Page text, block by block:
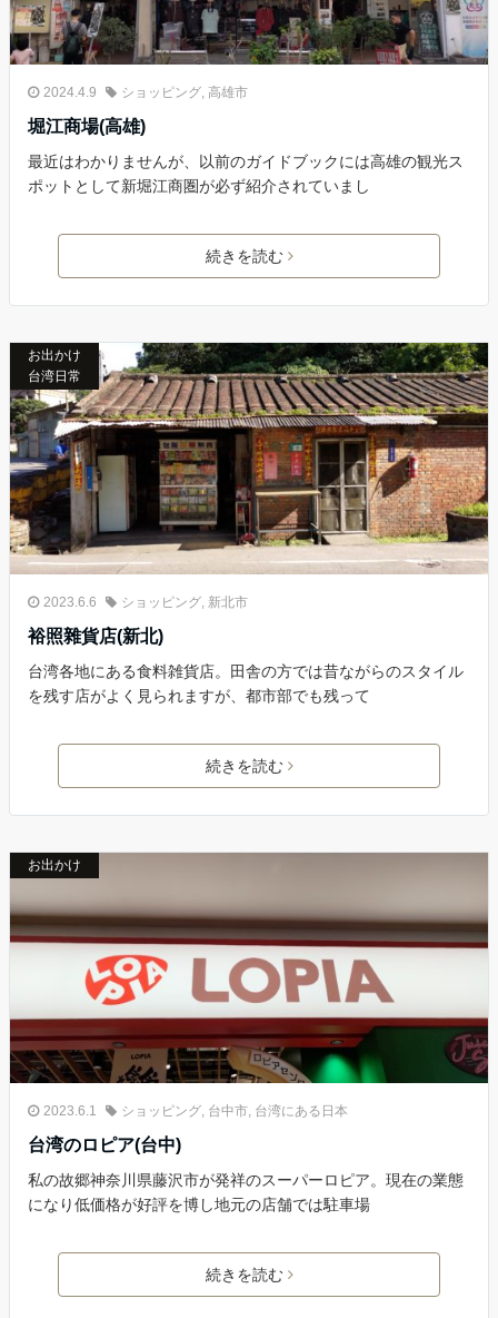
2024.4.9 ショッピング, 高雄市
堀江商場(高雄)
最近はわかりませんが、以前のガイドブックには高雄の観光ス
ポットとして新堀江商圏が必ず紹介されていまし
続きを読む
お出かけ
台湾日常
2023.6.6 ショッピング 新北市
裕照雜貨店(新北)
台湾各地にある食料雑貨店。田舎の方では昔ながらのスタイル
を残す店がよく見られますが、都市部でも残って
続きを読む
お出かけ
2023.6.1 ショッピング 台中市 台湾にある日本
台湾のロピア(台中)
私の故郷神奈川県藤沢市が発祥のスーパーロピア。現在の業態
になり低価格が好評を博し地元の店舗では駐車場
続きを読む